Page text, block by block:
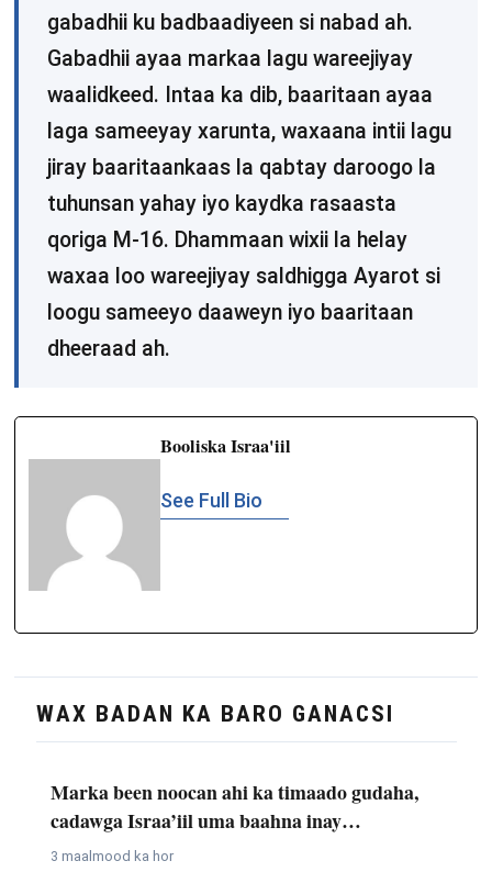
gabadhii ku badbaadiyeen si nabad ah.
Gabadhii ayaa markaa lagu wareejiyay
waalidkeed. Intaa ka dib, baaritaan ayaa
laga sameeyay xarunta, waxaana intii lagu
jiray baaritaankaas la qabtay daroogo la
tuhunsan yahay iyo kaydka rasaasta
qoriga M-16. Dhammaan wixii la helay
waxaa loo wareejiyay saldhigga Ayarot si
loogu sameeyo daaweyn iyo baaritaan
dheeraad ah.
Booliska Israa'iil
See Full Bio
WAX BADAN KA BARO GANACSI
Marka been noocan ahi ka timaado gudaha,
cadawga Israa’iil uma baahna inay…
3 maalmood ka hor